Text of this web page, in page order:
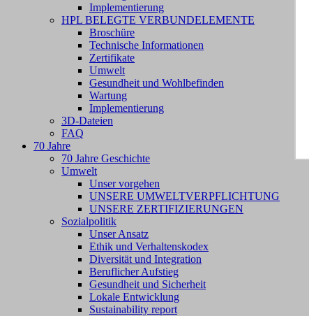
Implementierung
HPL BELEGTE VERBUNDELEMENTE
Broschüre
Technische Informationen
Zertifikate
Umwelt
Gesundheit und Wohlbefinden
Wartung
Implementierung
3D-Dateien
FAQ
70 Jahre
70 Jahre Geschichte
Umwelt
Unser vorgehen
UNSERE UMWELTVERPFLICHTUNG
UNSERE ZERTIFIZIERUNGEN
Sozialpolitik
Unser Ansatz
Ethik und Verhaltenskodex
Diversität und Integration
Beruflicher Aufstieg
Gesundheit und Sicherheit
Lokale Entwicklung
Sustainability report